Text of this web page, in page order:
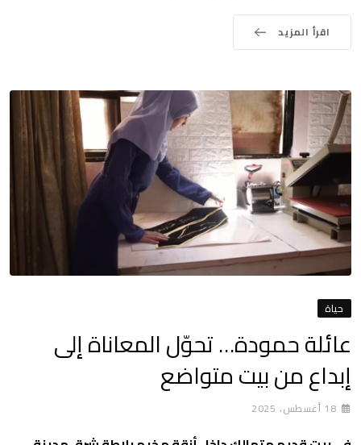
اقرأ المزيد
حياة
عائلة حمودة… تحوّل المعاناة إلى
إبداع من بيت متواضع
18 أغسطس، 2025